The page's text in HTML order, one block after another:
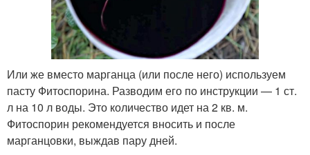
Или же вместо марганца (или после него) используем
пасту Фитоспорина. Разводим его по инструкции — 1 ст.
л на 10 л воды. Это количество идет на 2 кв. м.
Фитоспорин рекомендуется вносить и после
марганцовки, выждав пару дней.